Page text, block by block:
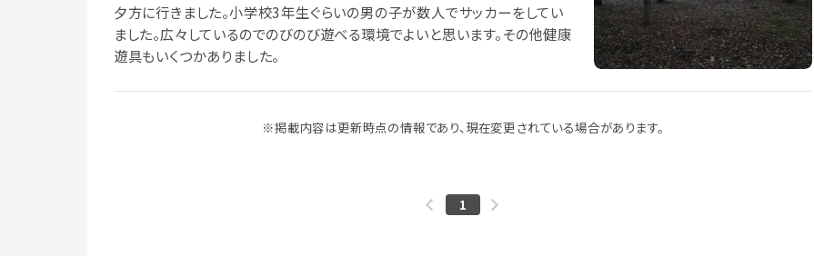
夕方に行きました。小学校3年生ぐらいの男の子が数人でサッカーをしてい
ました。広々しているのでのびのび遊べる環境でよいと思います。その他健康
遊具もいくつかありました。
※掲載内容は更新時点の情報であり、現在変更されている場合があります。
1